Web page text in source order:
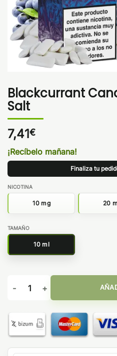
Blackcurrant
Salt
7,41€
¡Recíbelo mañana!
Finaliza tu
NICOTINA
10 mg 20
TAMAÑO
10 ml
Blackcurrant Candy Ice 10ml -